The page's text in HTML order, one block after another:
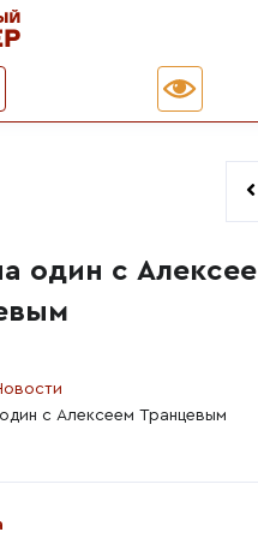
один с
с Алексеем Транцевым